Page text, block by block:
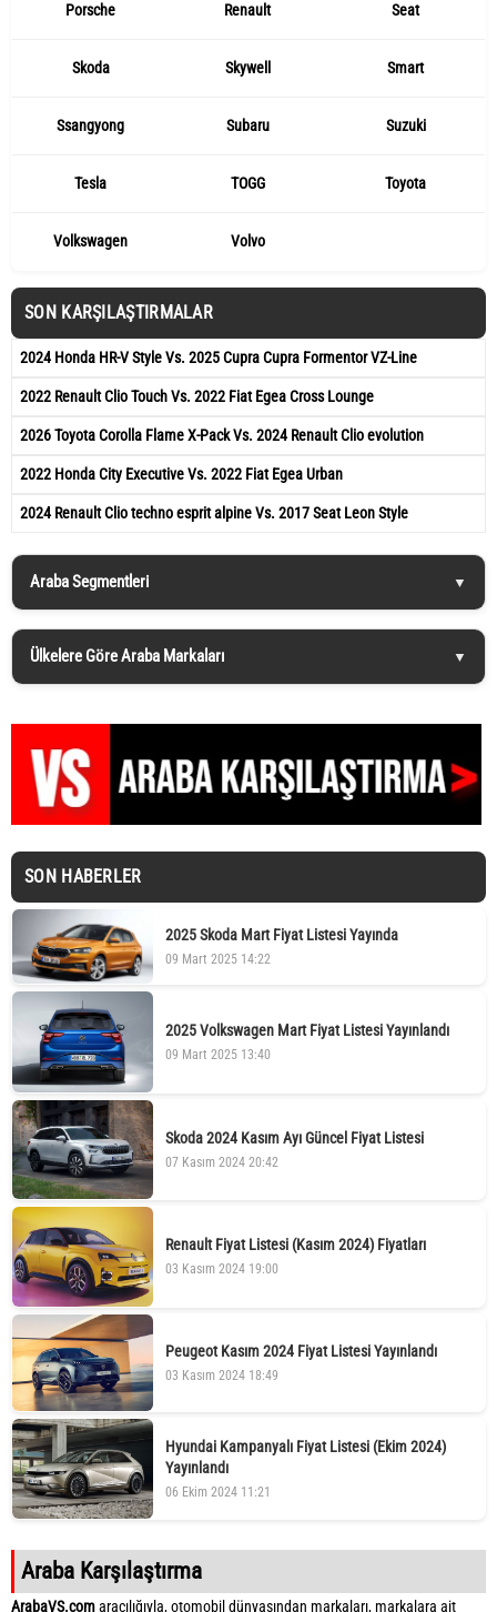
Porsche Renault Seat
Skoda Skywell Smart
Ssangyong Subaru Suzuki
Tesla TOGG Toyota
Volkswagen Volvo
SON KARŞILAŞTIRMALAR
2024 Honda HR-V Style Vs. 2025 Cupra Cupra Formentor VZ-Line
2022 Renault Clio Touch Vs. 2022 Fiat Egea Cross Lounge
2026 Toyota Corolla Flame X-Pack Vs. 2024 Renault Clio evolution
2022 Honda City Executive Vs. 2022 Fiat Egea Urban
2024 Renault Clio techno esprit alpine Vs. 2017 Seat Leon Style
Araba Segmentleri
Ülkelere Göre Araba Markaları
SON HABERLER
2025 Skoda Mart Fiyat Listesi Yayında
09 Mart 2025 14:22
2025 Volkswagen Mart Fiyat Listesi Yayınlandı
09 Mart 2025 13:40
Skoda 2024 Kasım Ayı Güncel Fiyat Listesi
07 Kasım 2024 20:42
Renault Fiyat Listesi (Kasım 2024) Fiyatları
03 Kasım 2024 19:00
Peugeot Kasım 2024 Fiyat Listesi Yayınlandı
03 Kasım 2024 18:49
Hyundai Kampanyalı Fiyat Listesi (Ekim 2024)
Yayınlandı
06 Ekim 2024 11:21
Araba Karşılaştırma
ArabaVS.comaracılığıyla, otomobil dünyasından markaları, markalara ait